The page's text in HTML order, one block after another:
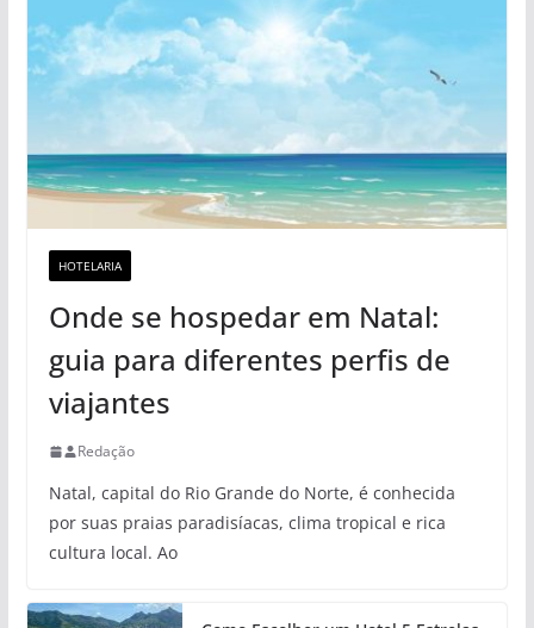
HOTELARIA
Onde se hospedar em Natal:
guia para diferentes perfis de
viajantes
Redação
Natal, capital do Rio Grande do Norte, é conhecida
por suas praias paradisíacas, clima tropical e rica
cultura local. Ao